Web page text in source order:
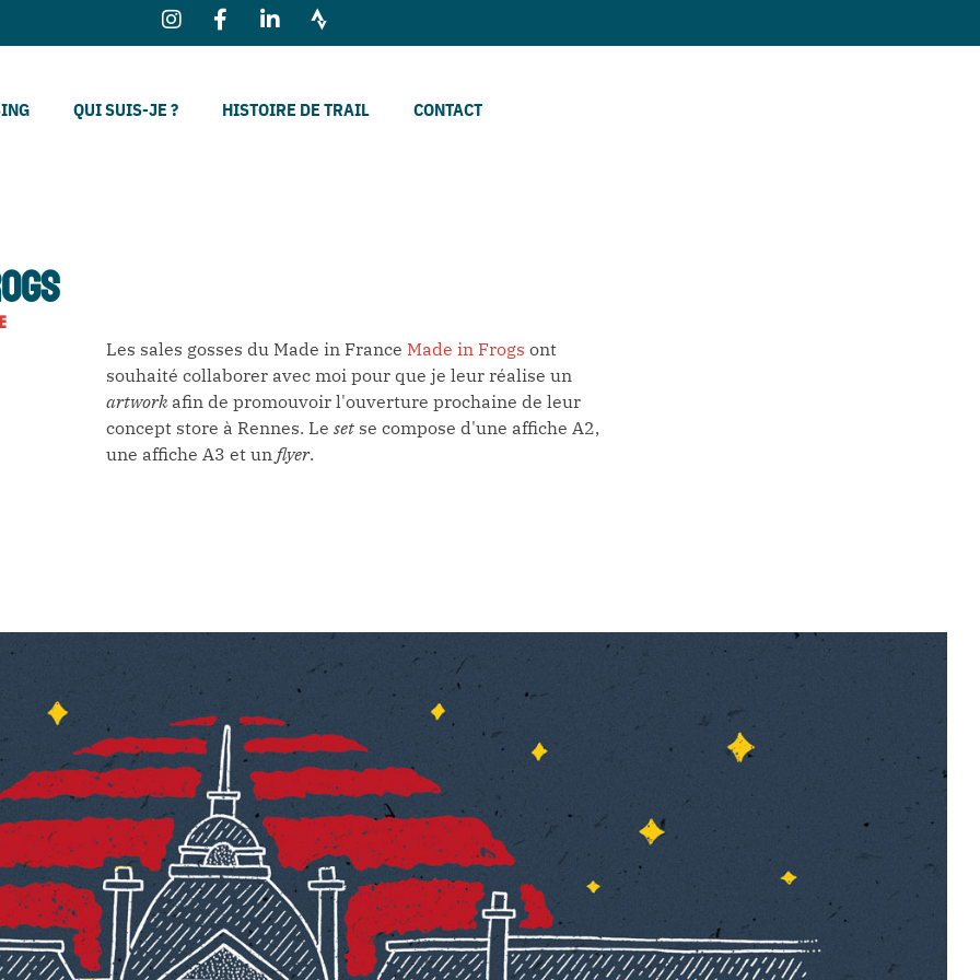
QUI SUIS-JE ? HISTOIRE DE TRAIL CONTACT
Les sales gosses du Made in France Made in Frogs ont
souhaité collaborer avec moi pour que je leur réalise un
artworkafin de promouvoir l'ouverture prochaine de leur
concept store à Rennes. Le setse compose d'une affiche A2,
une affiche A3 et un flyer.